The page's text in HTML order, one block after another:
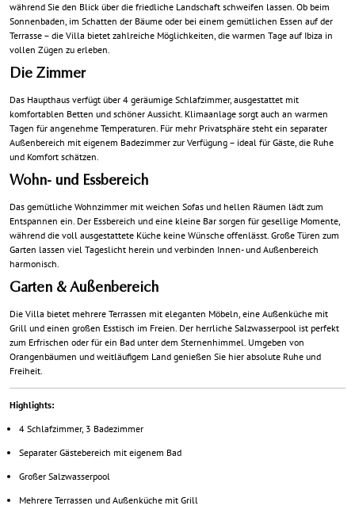
während Sie den Blick über die friedliche Landschaft schweifen lassen. Ob beim
Sonnenbaden, im Schatten der Bäume oder bei einem gemütlichen Essen auf der
Terrasse – die Villa bietet zahlreiche Möglichkeiten, die warmen Tage auf Ibiza in
vollen Zügen zu erleben.
Die Zimmer
Das Haupthaus verfügt über 4 geräumige Schlafzimmer, ausgestattet mit
komfortablen Betten und schöner Aussicht. Klimaanlage sorgt auch an warmen
Tagen für angenehme Temperaturen. Für mehr Privatsphäre steht ein separater
Außenbereich mit eigenem Badezimmer zur Verfügung – ideal für Gäste, die Ruhe
und Komfort schätzen.
Wohn- und Essbereich
Das gemütliche Wohnzimmer mit weichen Sofas und hellen Räumen lädt zum
Entspannen ein. Der Essbereich und eine kleine Bar sorgen für gesellige Momente,
während die voll ausgestattete Küche keine Wünsche offenlässt. Große Türen zum
Garten lassen viel Tageslicht herein und verbinden Innen- und Außenbereich
harmonisch.
Garten & Außenbereich
Die Villa bietet mehrere Terrassen mit eleganten Möbeln, eine Außenküche mit
Grill und einen großen Esstisch im Freien. Der herrliche Salzwasserpool ist perfekt
zum Erfrischen oder für ein Bad unter dem Sternenhimmel. Umgeben von
Orangenbäumen und weitläufigem Land genießen Sie hier absolute Ruhe und
Freiheit.
Highlights:
4 Schlafzimmer, 3 Badezimmer
Separater Gästebereich mit eigenem Bad
Großer Salzwasserpool
Mehrere Terrassen und Außenküche mit Grill